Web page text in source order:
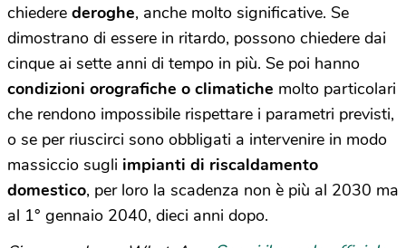
chiedere deroghe, anche molto significative. Se
dimostrano di essere in ritardo, possono chiedere dai
cinque ai sette anni di tempo in più. Se poi hanno
condizioni orografiche o climatiche molto particolari
che rendono impossibile rispettare i parametri previsti,
o se per riuscirci sono obbligati a intervenire in modo
massiccio sugli impianti di riscaldamento
domestico, per loro la scadenza non è più al 2030 ma
al 1° gennaio 2040, dieci anni dopo.